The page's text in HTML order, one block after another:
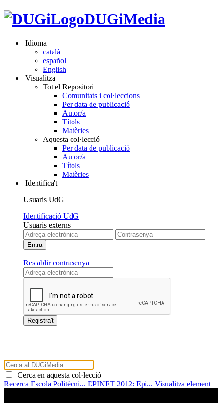
DUGiMedia
Idioma
català
español
English
Visualitza
Tot el Repositori
Comunitats i col·leccions
Per data de publicació
Autor/a
Títols
Matèries
Aquesta col·lecció
Per data de publicació
Autor/a
Títols
Matèries
Identifica't
Usuaris UdG
Identificació UdG
Usuaris externs
Restablir contrasenya
Cerca en aquesta col·lecció
Recerca Escola Politècni... EPINET 2012: Epi... Visualitza element